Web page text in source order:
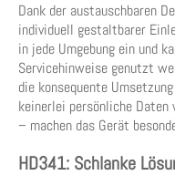
Dank der austauschbaren
individuell gestaltbarer
in jede Umgebung ein und
Servicehinweise genutzt
die konsequente
keinerlei persönliche
– machen das Gerät
HD341: Schlanke